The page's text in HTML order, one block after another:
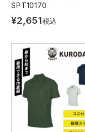
SPT10170
¥2,651税込